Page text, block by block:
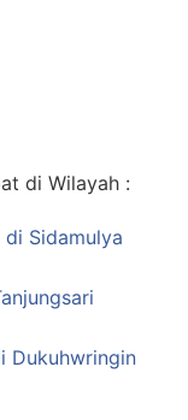
di Wilayah :
di Sidamulya
Dukuhwringin